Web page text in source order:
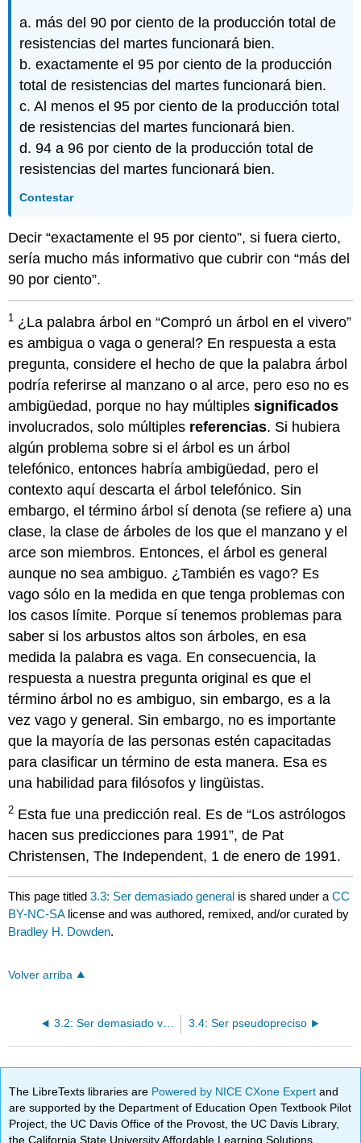
a. más del 90 por ciento de la producción total de
resistencias del martes funcionará bien.
b. exactamente el 95 por ciento de la producción
total de resistencias del martes funcionará bien.
c. Al menos el 95 por ciento de la producción total
de resistencias del martes funcionará bien.
d. 94 a 96 por ciento de la producción total de
resistencias del martes funcionará bien.
Contestar
Decir “exactamente el 95 por ciento”, si fuera cierto,
sería mucho más informativo que cubrir con “más del
90 por ciento”.
1 ¿La palabra árbol en “Compró un árbol en el vivero”
es ambigua o vaga o general? En respuesta a esta
pregunta, considere el hecho de que la palabra árbol
podría referirse al manzano o al arce, pero eso no es
ambigüedad, porque no hay múltiplessignificados
involucrados, solo múltiples referencias. Si hubiera
algún problema sobre si el árbol es un árbol
telefónico, entonces habría ambigüedad, pero el
contexto aquí descarta el árbol telefónico. Sin
embargo, el término árbol sí denota (se refiere a) una
clase, la clase de árboles de los que el manzano y el
arce son miembros. Entonces, el árbol es general
aunque no sea ambiguo. ¿También es vago? Es
vago sólo en la medida en que tenga problemas con
los casos límite. Porque sí tenemos problemas para
saber si los arbustos altos son árboles, en esa
medida la palabra es vaga. En consecuencia, la
respuesta a nuestra pregunta original es que el
término árbol no es ambiguo, sin embargo, es a la
vez vago y general. Sin embargo, no es importante
que la mayoría de las personas estén capacitadas
para clasificar un término de esta manera. Esa es
una habilidad para filósofos y lingüistas.
2 Esta fue una predicción real. Es de “Los astrólogos
hacen sus predicciones para 1991”, de Pat
Christensen, The Independent, 1 de enero de 1991.
This page titled3.3: Ser demasiado general is shared under aCC
BY-NC-SA license and was authored, remixed, and/or curated by
Bradley H. Dowden.
Volver arriba
3.2: Ser demasiado vago 3.4: Ser pseudopreciso
The LibreTexts libraries are Powered by NICE CXone Expertand
are supported by the Department of Education Open Textbook Pilot
Project, the UC Davis Office of the Provost, the UC Davis Library,
the California State University Affordable Learning Solutions